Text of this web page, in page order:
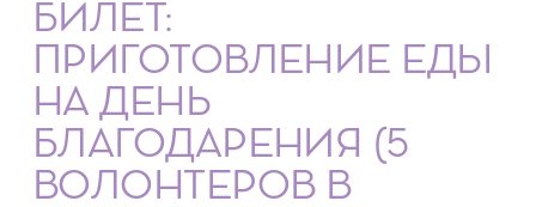
БИЛЕТ:
ПРИГОТОВЛЕНИЕ ЕДЫ
НА ДЕНЬ
БЛАГОДАРЕНИЯ (5
ВОЛОНТЕРОВ В